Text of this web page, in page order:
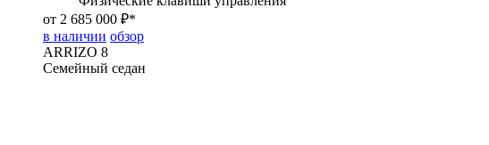
от 2 685 000 ₽*
в наличии обзор
ARRIZO 8
Семейный седан